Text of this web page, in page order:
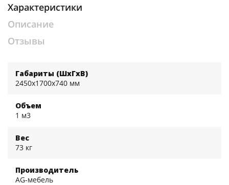
Характеристики
Описание
Отзывы
Габариты (ШхГхВ)
2450x1700x740 мм
Объем
1 м3
Вес
73 кг
Производитель
AG-мебель